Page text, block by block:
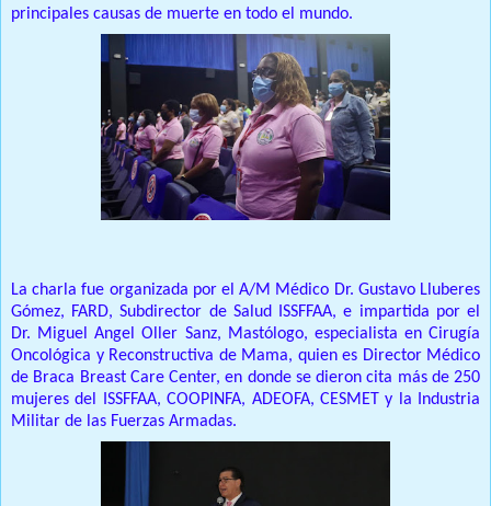
principales causas de muerte en todo el mundo.
La charla fue organizada por el A/M Médico Dr. Gustavo Lluberes
Gómez, FARD, Subdirector de Salud ISSFFAA, e impartida por el
Dr. Miguel Angel Oller Sanz, Mastólogo, especialista en Cirugía
Oncológica y Reconstructiva de Mama, quien es Director Médico
de Braca Breast Care Center, en donde se dieron cita más de 250
mujeres del ISSFFAA, COOPINFA, ADEOFA, CESMET y la Industria
Militar de las Fuerzas Armadas.